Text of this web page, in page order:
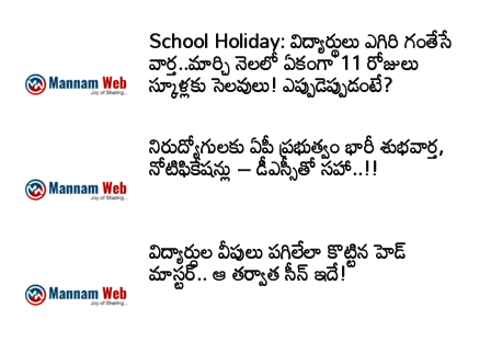
School Holiday: విద్యార్థులు ఎగిరి గంతేసే
వార్త..మార్చి నెలలో ఏకంగా 11 రోజులు
స్కూళ్లకు సెలవులు! ఎప్పుడెప్పుడంటే?
నిరుద్యోగులకు ఏపీ ప్రభుత్వం భారీ శుభవార్త,
నోటిఫికేషన్లు – డీఎస్సీతో సహా..!!
విద్యార్ధుల వీపులు పగిలేలా కొట్టిన హెడ్
మాస్టర్.. ఆ తర్వాత సీన్‌ ఇదే!